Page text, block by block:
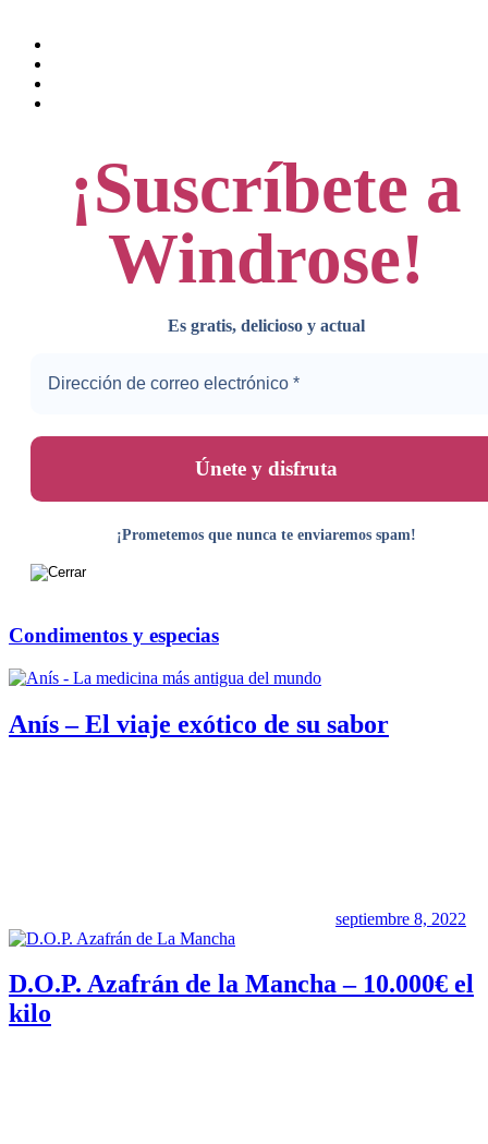
¡Suscríbete a
Windrose!
Es gratis, delicioso y actual
¡Prometemos que nunca te enviaremos spam!
Condimentos y especias
Anís – El viaje exótico de su sabor
septiembre 8, 2022
D.O.P. Azafrán de la Mancha – 10.000€ el
kilo